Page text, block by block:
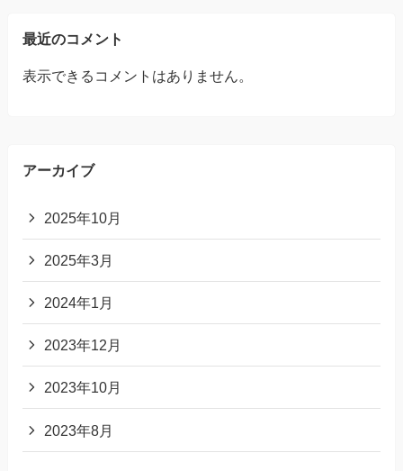
最近のコメント
表示できるコメントはありません。
アーカイブ
2025年10月
2025年3月
2024年1月
2023年12月
2023年10月
2023年8月